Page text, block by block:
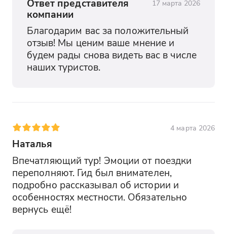
Ответ представителя
компании
17 марта 2026
Благодарим вас за положительный
отзыв! Мы ценим ваше мнение и
будем рады снова видеть вас в числе
наших туристов.
4 марта 2026
Наталья
Впечатляющий тур! Эмоции от поездки
переполняют. Гид был внимателен,
подробно рассказывал об истории и
особенностях местности. Обязательно
вернусь ещё!